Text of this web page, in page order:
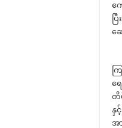
က
ပ
ဆ
က
ရ
တိ
နှ
အ